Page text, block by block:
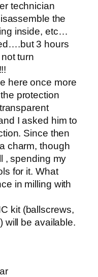
technician
the
inside, etc…
3 hours
turn
here once more
protection
I asked him to
Since then
charm, though
, spending my
for it. What
in milling with
kit (ballscrews,
will be available.